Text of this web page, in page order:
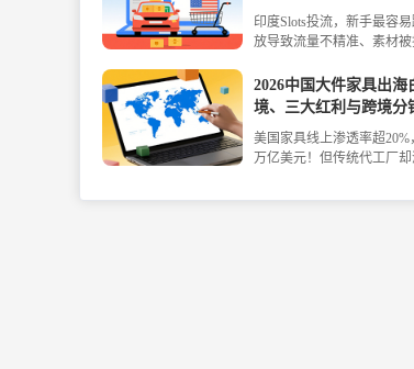
印度Slots投流，新手最容
放导致流量不精准、素材
化的完整流程，实测数据显
升至2.16，日均付费用户超
2026中国大件家具出海
境、三大红利与跨境分
美国家具线上渗透率超
万亿美元！但传统代工厂
发，拆解跨境分销模式如